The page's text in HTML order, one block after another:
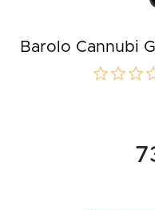
Barolo Cannubi